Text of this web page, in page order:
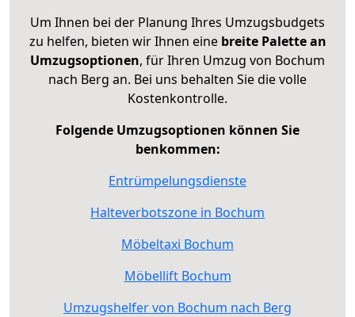
Um Ihnen bei der Planung Ihres Umzugsbudgets
zu helfen, bieten wir Ihnen eine breite Palette an
Umzugsoptionen, für Ihren Umzug von Bochum
nach Berg an. Bei uns behalten Sie die volle
Kostenkontrolle.
Folgende Umzugsoptionen können Sie
benkommen:
Entrümpelungsdienste
Halteverbotszone in Bochum
Möbeltaxi Bochum
Möbellift Bochum
Umzugshelfer von Bochum nach Berg